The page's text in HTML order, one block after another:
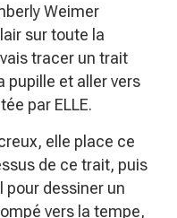
Weimer
sur toute la
tracer un trait
pupille et aller vers
par ELLE.
elle place ce
de ce trait, puis
pour dessiner un
vers la tempe,